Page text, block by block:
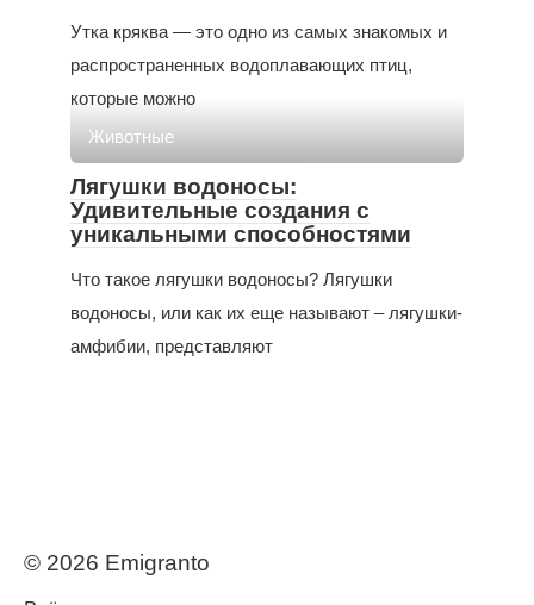
Утка кряква — это одно из самых знакомых и
распространенных водоплавающих птиц,
которые можно
Животные
Лягушки водоносы:
Удивительные создания с
уникальными способностями
Что такое лягушки водоносы? Лягушки
водоносы, или как их еще называют – лягушки-
амфибии, представляют
© 2026 Еmigranto